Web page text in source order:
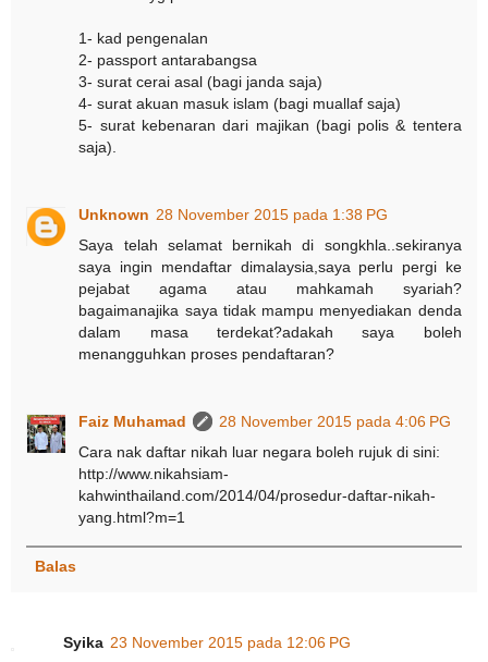
1- kad pengenalan
2- passport antarabangsa
3- surat cerai asal (bagi janda saja)
4- surat akuan masuk islam (bagi muallaf saja)
5- surat kebenaran dari majikan (bagi polis & tentera
saja).
Unknown 28 November 2015 pada 1:38 PG
Saya telah selamat bernikah di songkhla..sekiranya
saya ingin mendaftar dimalaysia,saya perlu pergi ke
pejabat agama atau mahkamah syariah?
bagaimanajika saya tidak mampu menyediakan denda
dalam masa terdekat?adakah saya boleh
menangguhkan proses pendaftaran?
Faiz Muhamad
28 November 2015 pada 4:06 PG
Cara nak daftar nikah luar negara boleh rujuk di sini:
http://www.nikahsiam-
kahwinthailand.com/2014/04/prosedur-daftar-nikah-
yang.html?m=1
Balas
Syika 23 November 2015 pada 12:06 PG